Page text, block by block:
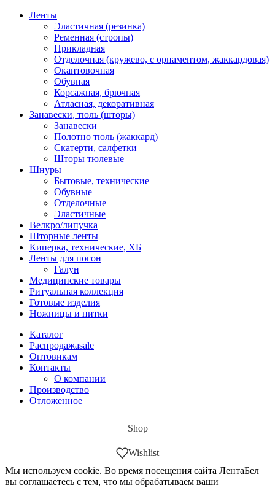
Ленты
Эластичная (резинка)
Ременная (стропы)
Прикладная
Отделочная (кружево, с орнаментом, жаккардовая)
Окантовочная
Обувная
Корсажная, брючная
Атласная, декоративная
Занавески, тюль (шторы)
Занавески
Полотно тюль (жаккард)
Скатерти, салфетки
Шторы тюлевые
Шнуры
Бытовые, технические
Обувные
Отделочные
Эластичные
Велкро/липучка
Шторные ленты
Киперка, технические, ХБ
Ленты для погон
Галун
Медицинские товары
Ритуальная коллекция
Готовые изделия
Ножницы и нитки
Каталог
Распродажаsale
Оптовикам
Контакты
О компании
Производство
Отложенное
Shop
Wishlist
Мы используем cookie. Во время посещения сайта ЛентаБел
вы соглашаетесь с тем, что мы обрабатываем ваши